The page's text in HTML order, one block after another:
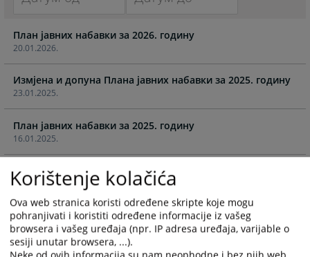
forward
to
interact
with
the
calendar
and
select
a
date.
Press
the
question
mark
key
forward
interact
with
calendar
and
a
date.
Press
the
question
mark
key
20.01.2026.
План јавних набавки за 2026. годину
23.01.2025.
Измјена и допуна Плана јавних набавки за 2025. годину
16.01.2025.
План јавних набавки за 2025. годину
18.01.2024.
План јавних набавки за 2024. годину
20.01.2023.
План јавних набавки за 2023. годину
Korištenje kolačića
Ova web stranica koristi određene skripte koje mogu
pohranjivati i koristiti određene informacije iz vašeg
browsera i vašeg uređaja (npr. IP adresa uređaja, varijable o
sesiji unutar browsera, ...).